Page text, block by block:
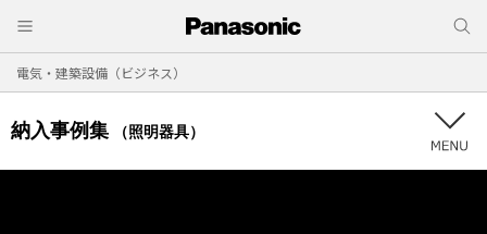
電気・建築設備（ビジネス）
納入事例集 （照明器具）